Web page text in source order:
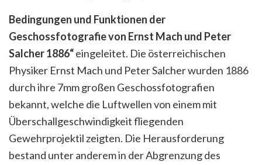
Bedingungen und Funktionen der
Geschossfotografie von Ernst Mach und Peter
Salcher 1886“eingeleitet. Die österreichischen
Physiker Ernst Mach und Peter Salcher wurden 1886
durch ihre 7mm großen Geschossfotografien
bekannt, welche die Luftwellen von einem mit
Überschallgeschwindigkeit fliegenden
Gewehrprojektil zeigten. Die Herausforderung
bestand unter anderem in der Abgrenzung des